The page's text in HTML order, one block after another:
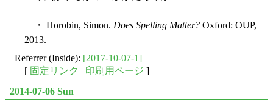
・ Horobin, Simon. Does Spelling Matter? Oxford: OUP,
2013.
Referrer (Inside): [2017-10-07-1]
[ 固定リンク | 印刷用ページ ]
2014-07-06 Sun